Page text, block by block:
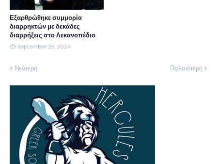
Εξαρθρώθηκε συμμορία
διαρρηκτών με δεκάδες
διαρρήξεις στο Λεκανοπέδιο
September 25, 2024
Νεότερη Παλαιότερη